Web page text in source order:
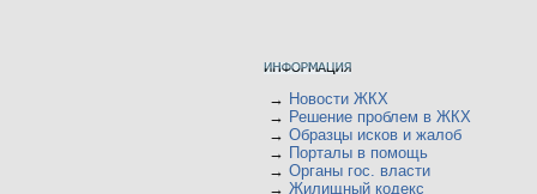
→ Новости ЖКХ
→ Решение проблем в ЖКХ
→ Образцы исков и жалоб
→ Порталы в помощь
→ Органы гос. власти
→ Жилищный кодекс